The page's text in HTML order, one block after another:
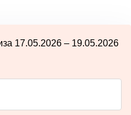
17.05.2026 – 19.05.2026